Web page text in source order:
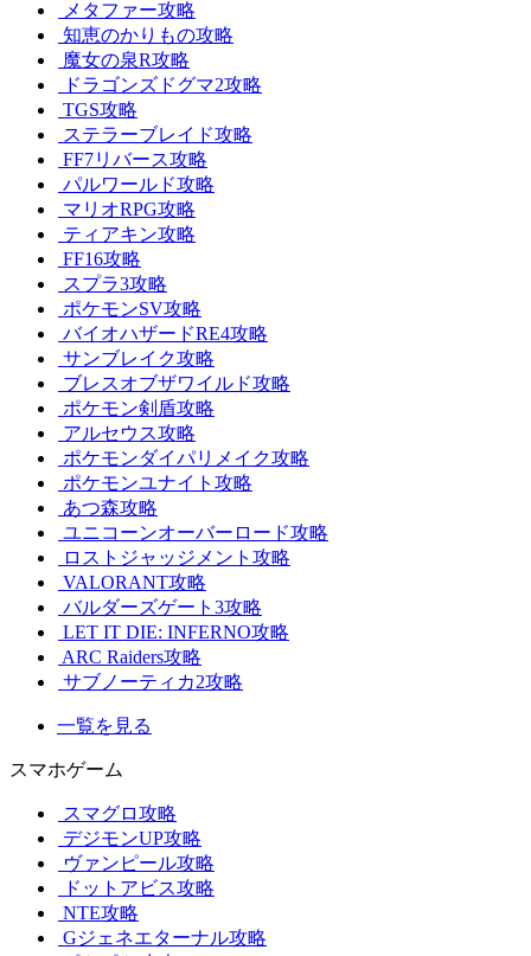
メタファー攻略
知恵のかりもの攻略
魔女の泉R攻略
ドラゴンズドグマ2攻略
TGS攻略
ステラーブレイド攻略
FF7リバース攻略
パルワールド攻略
マリオRPG攻略
ティアキン攻略
FF16攻略
スプラ3攻略
ポケモンSV攻略
バイオハザードRE4攻略
サンブレイク攻略
ブレスオブザワイルド攻略
ポケモン剣盾攻略
アルセウス攻略
ポケモンダイパリメイク攻略
ポケモンユナイト攻略
あつ森攻略
ユニコーンオーバーロード攻略
ロストジャッジメント攻略
VALORANT攻略
バルダーズゲート3攻略
LET IT DIE: INFERNO攻略
ARC Raiders攻略
サブノーティカ2攻略
一覧を見る
スマホゲーム
スマグロ攻略
デジモンUP攻略
ヴァンピール攻略
ドットアビス攻略
NTE攻略
Gジェネエターナル攻略